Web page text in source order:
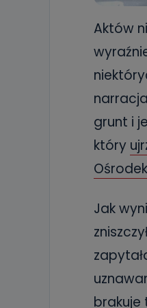
Aktów
grunt i
który
Jak